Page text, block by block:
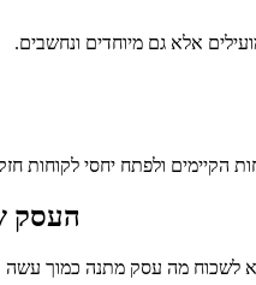
אלא גם מיוחדים ונחשבים.
הקיימים ולפתח יחסי לקוחות
העסק
לשכוח מה עסק מתנה כמוך עשה